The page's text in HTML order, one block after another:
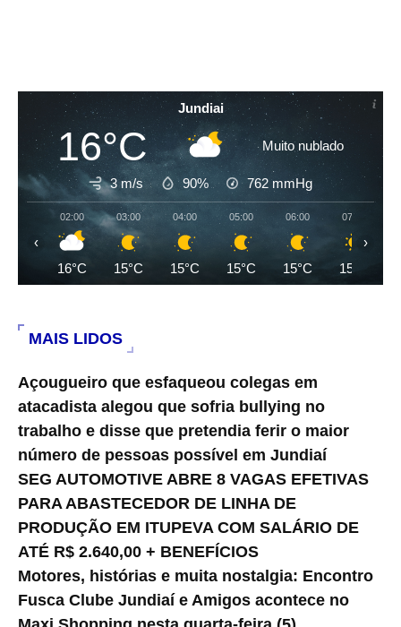
Jundiai
16°C Muito nublado
3 m/s 90% 762 mmHg
02:00
16°C
03:00
15°C
04:00
15°C
05:00
15°C
06:00
15°C
07:00
15°C
‹ ›
MAIS LIDOS
Açougueiro que esfaqueou colegas em
atacadista alegou que sofria bullying no
trabalho e disse que pretendia ferir o maior
número de pessoas possível em Jundiaí
SEG AUTOMOTIVE ABRE 8 VAGAS EFETIVAS
PARA ABASTECEDOR DE LINHA DE
PRODUÇÃO EM ITUPEVA COM SALÁRIO DE
ATÉ R$ 2.640,00 + BENEFÍCIOS
Motores, histórias e muita nostalgia: Encontro
Fusca Clube Jundiaí e Amigos acontece no